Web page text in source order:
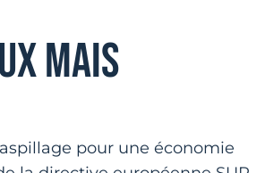
MAIS
pour une économie